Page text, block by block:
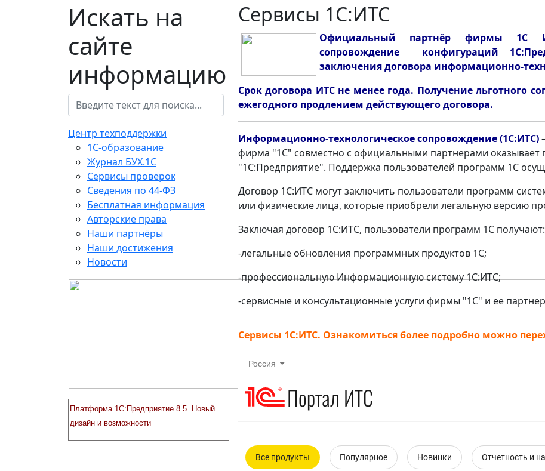
Искать на
сайте
информацию
Центр техподдержки
1С-образование
Журнал БУХ.1С
Сервисы проверок
Сведения по 44-ФЗ
Бесплатная информация
Авторские права
Наши партнёры
Наши достижения
Новости
Платформа 1С:Предприятие 8.5. Новый
дизайн и возможности
Сервисы 1С:ИТС
Официальный партнёр фирмы 1С
сопровождение конфигураций
заключения договора информационно-
Срок договора ИТС не менее года. Получение льготного
ежегодного продлением действующего договора.
Информационно-технологическое сопровождение (1С:ИТС)
фирма "1С" совместно с официальными партнерами оказывает
"1С:Предприятие". Поддержка пользователей программ 1С
Договор 1С:ИТС могут заключить пользователи программ
или физические лица, которые приобрели легальную версию
Заключая договор 1С:ИТС, пользователи программ 1С получают:
-легальные обновления программных продуктов 1С;
-профессиональную Информационную систему 1С:ИТС;
-сервисные и консультационные услуги фирмы "1С" и ее
Сервисы 1С:ИТС. Ознакомиться более подробно можно